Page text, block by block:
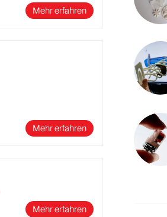
Mehr erfahren
Mehr erfahren
Mehr erfahren